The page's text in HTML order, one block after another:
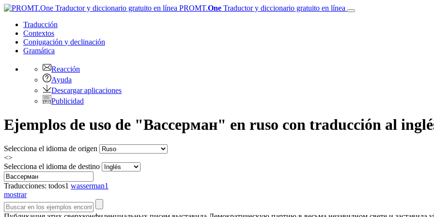
PROMT.One Traductor y diccionario gratuito en línea
Traducción
Contextos
Conjugación y declinación
Gramática
Reacción
Ayuda
Descargar aplicaciones
Publicidad
Ejemplos de uso de "Вассерман" en ruso con traducción al
Selecciona el idioma de origen
<>
Selecciona el idioma de destino
Traducciones: todos1 wasserman1
mostrar